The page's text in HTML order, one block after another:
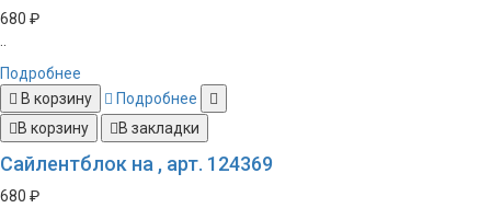
680 ₽
..
Подробнее
В корзину
Подробнее
В корзину
В закладки
Сайлентблок на , арт. 124369
680 ₽